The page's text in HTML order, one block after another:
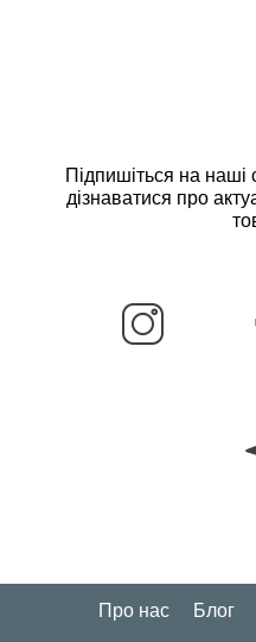
Підпишіться на
дізнаватися про
Про нас Блог